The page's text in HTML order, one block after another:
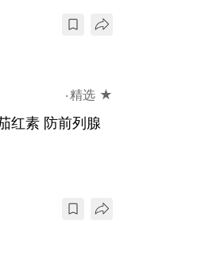
精选 ★
红素 防前列腺